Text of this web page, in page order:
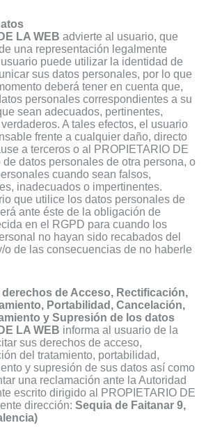
LA WEB advierte al usuario, que
una representación legalmente
puede utilizar la identidad de
sus datos personales, por lo que
deberá tener en cuenta que,
personales correspondientes a su
sean adecuados, pertinentes,
A tales efectos, el usuario
frente a cualquier daño, directo
a terceros o al PROPIETARIO DE
de datos personales de otra persona, o
cuando sean falsos,
inadecuados o impertinentes.
que utilice los datos personales de
ante éste de la obligación de
en el RGPD para cuando los
no hayan sido recabados del
o de las consecuencias de no haberle
de Acceso, Rectificación,
Portabilidad, Cancelación,
y Supresión de los datos
LA WEB informa al usuario de la
sus derechos de acceso,
del tratamiento, portabilidad,
y supresión de sus datos así como
una reclamación ante la Autoridad
escrito dirigido al PROPIETARIO DE
dirección: Sequia de Faitanar 9,